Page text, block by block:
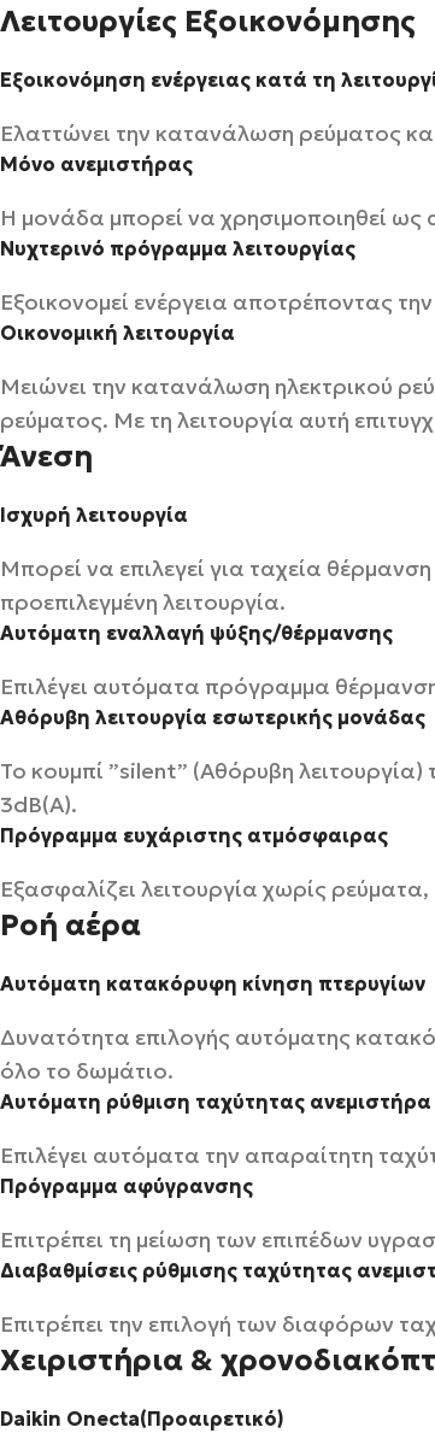
Λειτουργίες Εξοικονόμησης
Εξοικονόμηση ενέργειας κατά τη
Ελαττώνει την κατανάλωση ρεύματος
Μόνο ανεμιστήρας
Η μονάδα μπορεί να χρησιμοποιηθεί
Νυχτερινό πρόγραμμα λειτουργίας
Εξοικονομεί ενέργεια αποτρέποντας
Οικονομική λειτουργία
Μειώνει την κατανάλωση ηλεκτρικού
ρεύματος. Με τη λειτουργία αυτή
Άνεση
Ισχυρή λειτουργία
Μπορεί να επιλεγεί για ταχεία
προεπιλεγμένη λειτουργία.
Αυτόματη εναλλαγή ψύξης/θέρμανσης
Επιλέγει αυτόματα πρόγραμμα
Αθόρυβη λειτουργία εσωτερικής μονάδας
Το κουμπί ”silent” (Αθόρυβη λειτουργία)
3dB(A).
Πρόγραμμα ευχάριστης ατμόσφαιρας
Εξασφαλίζει λειτουργία χωρίς
Ροή αέρα
Αυτόματη κατακόρυφη κίνηση πτερυγίων
Δυνατότητα επιλογής αυτόματης
όλο το δωμάτιο.
Αυτόματη ρύθμιση ταχύτητας ανεμιστήρα
Επιλέγει αυτόματα την απαραίτητη
Πρόγραμμα αφύγρανσης
Επιτρέπει τη μείωση των επιπέδων
Διαβαθμίσεις ρύθμισης ταχύτητας
Επιτρέπει την επιλογή των διαφόρων
Χειριστήρια &
Daikin Onecta(Προαιρετικό)